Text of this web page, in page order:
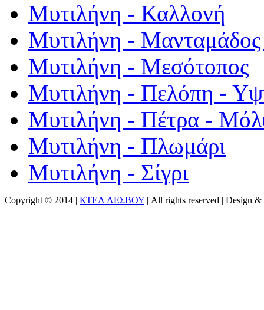
Μυτιλήνη - Καλλονή
Μυτιλήνη - Μανταμάδος
Μυτιλήνη - Μεσότοπος
Μυτιλήνη - Πελόπη -
Μυτιλήνη - Πέτρα -
Μυτιλήνη - Πλωμάρι
Μυτιλήνη - Σίγρι
Copyright © 2014 | ΚΤΕΛ ΛΕΣΒΟΥ | All rights reserved | Design &